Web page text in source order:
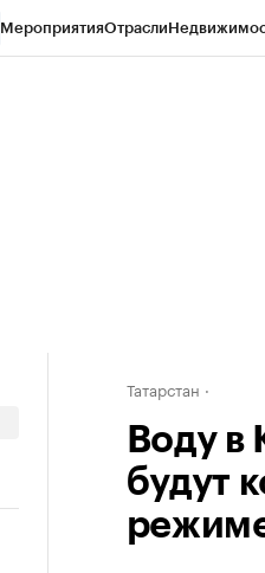
МероприятияОтрасли
Татарстан
Воду в
будут